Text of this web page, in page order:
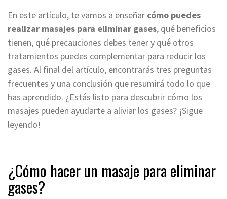
En este artículo, te vamos a enseñar cómo puedes
realizar masajes para eliminar gases, qué beneficios
tienen, qué precauciones debes tener y qué otros
tratamientos puedes complementar para reducir los
gases. Al final del artículo, encontrarás tres preguntas
frecuentes y una conclusión que resumirá todo lo que
has aprendido. ¿Estás listo para descubrir cómo los
masajes pueden ayudarte a aliviar los gases? ¡Sigue
leyendo!
¿Cómo hacer un masaje para eliminar
gases?